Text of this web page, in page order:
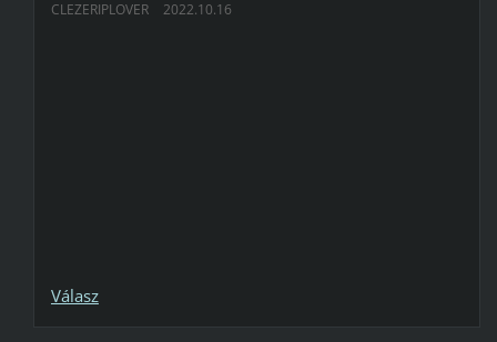
CLEZERIPLOVER 2022.10.16
Válasz